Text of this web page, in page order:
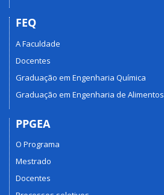
FEQ
A Faculdade
Docentes
Graduação em Engenharia Química
Graduação em Engenharia de Alimentos
PPGEA
O Programa
Mestrado
Docentes